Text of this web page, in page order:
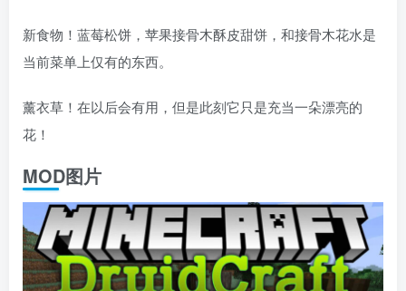
新食物！蓝莓松饼，苹果接骨木酥皮甜饼，和接骨木花水是
当前菜单上仅有的东西。
薰衣草！在以后会有用，但是此刻它只是充当一朵漂亮的
花！
MOD图片